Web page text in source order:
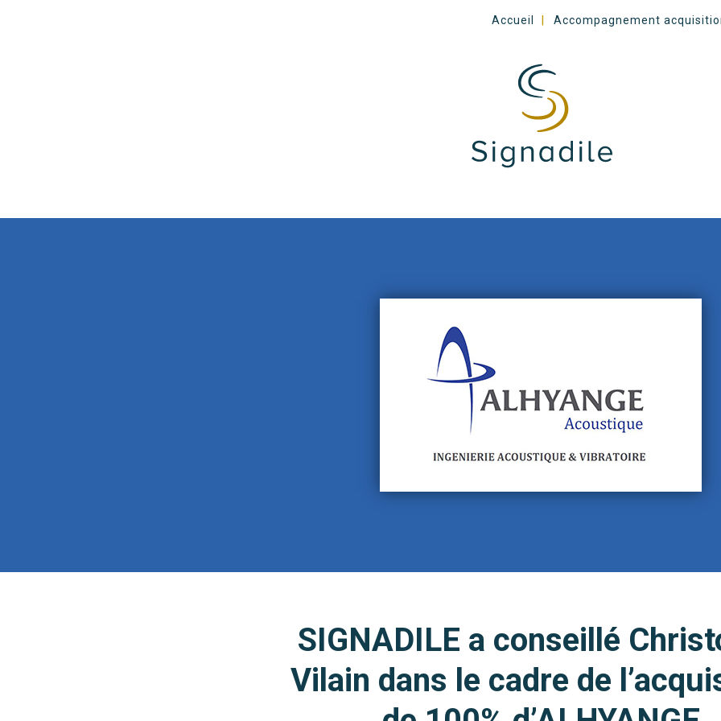
Accueil Accompagnement
SIGNADILE a conseillé
Vilain dans le cadre de